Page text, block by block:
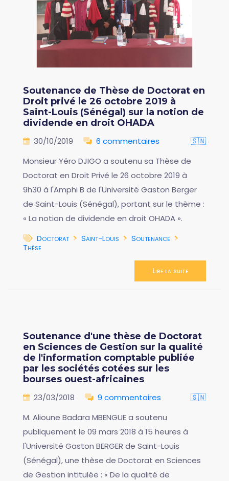
Soutenance de Thèse de Doctorat en
Droit privé le 26 octobre 2019 à
Saint-Louis (Sénégal) sur la notion de
dividende en droit OHADA
30/10/2019 6 commentaires
🇸🇳
Monsieur Yéro DJIGO a soutenu sa Thèse de
Doctorat en Droit Privé le 26 octobre 2019 à
9h30 à l'Amphi B de l'Université Gaston Berger
de Saint-Louis (Sénégal), portant sur le thème :
« La notion de dividende en droit OHADA ».
Doctorat
Saint-Louis
Soutenance
Thèse
Lire la suite
Soutenance d'une thèse de Doctorat
en Sciences de Gestion sur la qualité
de l'information comptable publiée
par les sociétés cotées sur les
bourses ouest-africaines
23/03/2018 9 commentaires
🇸🇳
M. Alioune Badara MBENGUE a soutenu
publiquement le 09 mars 2018 à 15 heures à
l'Université Gaston BERGER de Saint-Louis
(Sénégal), une thèse de Doctorat en Sciences
de Gestion intitulée : « De la qualité de